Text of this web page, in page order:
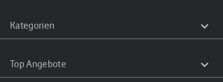
Kategorien
Top Angebote